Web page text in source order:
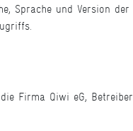
Sprache und Version
Firma Qiwi eG,